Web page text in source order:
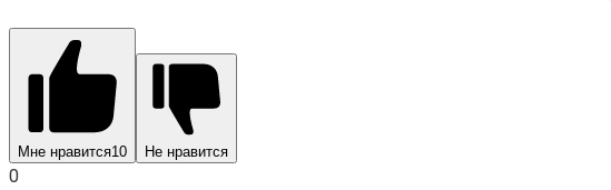
Мне нравится10 Не нравится
0